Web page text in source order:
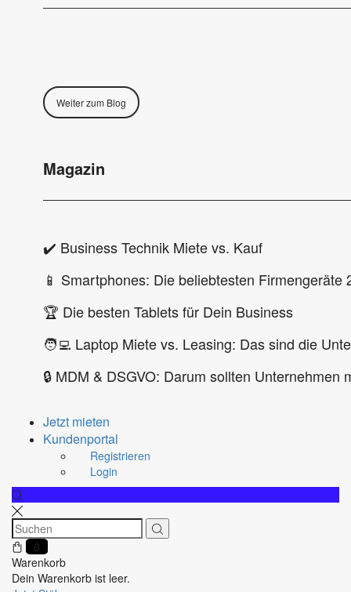
Weiter zum Blog
Magazin
✔️ Business Technik Miete vs. Kauf
📱 Smartphones: Die beliebtesten Firmengeräte
🏆 Die besten Tablets für Dein Business
🧑‍💻 Laptop Miete vs. Leasing: Das sind die
🔒 MDM & DSGVO: Darum sollten
Jetzt mieten
Kundenportal
Registrieren
Login
0
Warenkorb
Dein Warenkorb ist leer.